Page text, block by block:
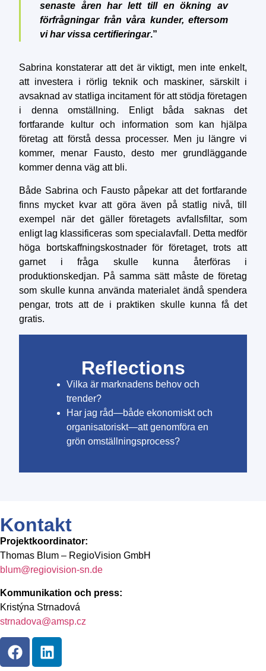
senaste åren har lett till en ökning av
förfrågningar från våra kunder, eftersom
vi har vissa certifieringar.”
Sabrina konstaterar att det är viktigt, men inte enkelt,
att investera i rörlig teknik och maskiner, särskilt i
avsaknad av statliga incitament för att stödja företagen
i denna omställning. Enligt båda saknas det
fortfarande kultur och information som kan hjälpa
företag att förstå dessa processer. Men ju längre vi
kommer, menar Fausto, desto mer grundläggande
kommer denna väg att bli.
Både Sabrina och Fausto påpekar att det fortfarande
finns mycket kvar att göra även på statlig nivå, till
exempel när det gäller företagets avfallsfiltar, som
enligt lag klassificeras som specialavfall. Detta medför
höga bortskaffningskostnader för företaget, trots att
garnet i fråga skulle kunna återföras i
produktionskedjan. På samma sätt måste de företag
som skulle kunna använda materialet ändå spendera
pengar, trots att de i praktiken skulle kunna få det
gratis.
Reflections
Vilka är marknadens behov och
trender?
Har jag råd—både ekonomiskt och
organisatoriskt—att genomföra en
grön omställningsprocess?
Kontakt
Projektkoordinator:
Thomas Blum – RegioVision GmbH
blum@regiovision-sn.de
Kommunikation och press:
Kristýna Strnadová
strnadova@amsp.cz